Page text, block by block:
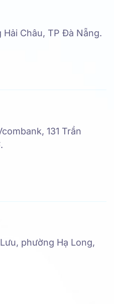
Châu, TP Đà Nẵng.
131 Trần
phường Hạ Long,